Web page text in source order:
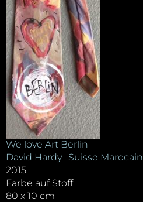
We love Art Berlin
David Hardy . Suisse Marocain
2015
Farbe auf Stoff
80 x 10 cm